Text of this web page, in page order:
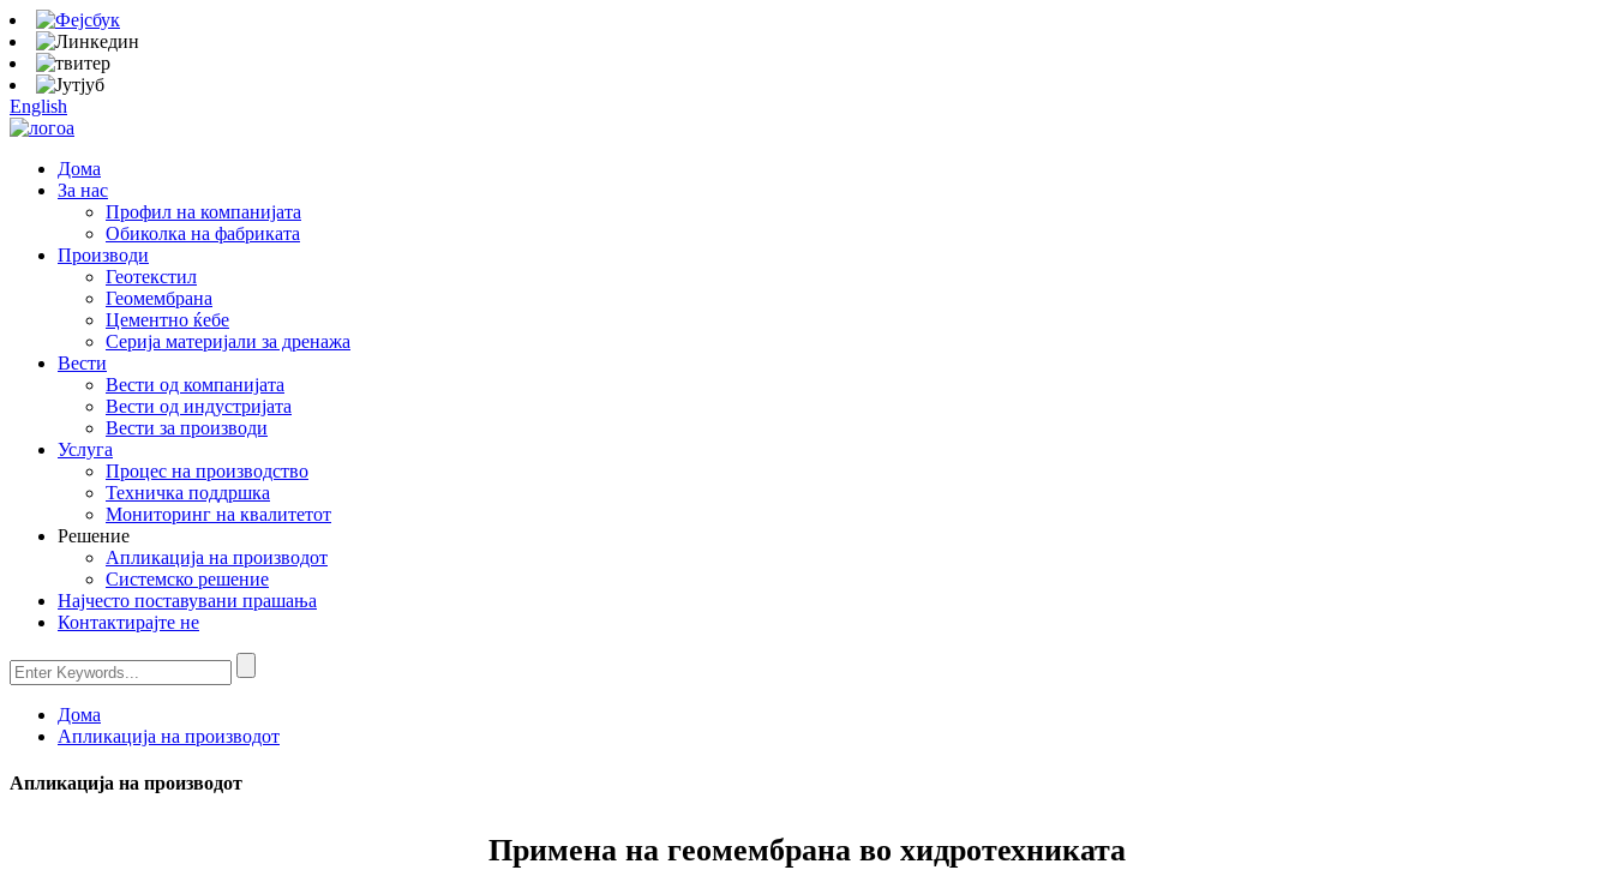
English
Дома
За нас
Профил на компанијата
Обиколка на фабриката
Производи
Геотекстил
Геомембрана
Цементно ќебе
Серија материјали за дренажа
Вести
Вести од компанијата
Вести од индустријата
Вести за производи
Услуга
Процес на производство
Техничка поддршка
Мониторинг на квалитетот
Решение
Апликација на производот
Системско решение
Најчесто поставувани прашања
Контактирајте не
Дома
Апликација на производот
Апликација на производот
Примена на геомембрана во хидротехниката